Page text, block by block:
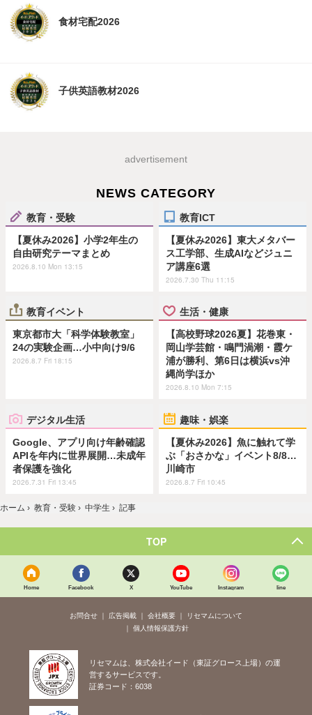
食材宅配2026
子供英語教材2026
advertisement
NEWS CATEGORY
教育・受験
【夏休み2026】小学2年生の
自由研究テーマまとめ
2026.8.10 Mon 13:15
教育ICT
【夏休み2026】東大メタバー
ス工学部、生成AIなどジュニ
ア講座6選
2026.7.30 Thu 11:15
教育イベント
東京都市大「科学体験教室」
24の実験企画…小中向け9/6
2026.8.7 Fri 18:15
生活・健康
【高校野球2026夏】花巻東・
岡山学芸館・鳴門渦潮・霞ケ
浦が勝利、第6日は横浜vs沖
縄尚学ほか
2026.8.10 Mon 7:15
デジタル生活
Google、アプリ向け年齢確認
APIを年内に世界展開…未成年
者保護を強化
2026.7.31 Fri 13:45
趣味・娯楽
【夏休み2026】魚に触れて学
ぶ「おさかな」イベント8/8…
川崎市
2026.8.7 Fri 10:45
ホーム › 教育・受験 › 中学生 › 記事
TOP
Home Facebook X YouTube Instagram line
お問合せ 広告掲載 会社概要
リセマムについて
個人情報保護方針
リセマムは、株式会社イード（東証グロース上場）の運
営するサービスです。
証券コード：6038